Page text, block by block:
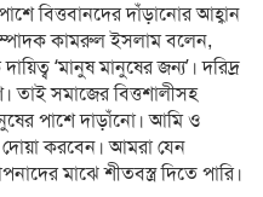
বিত্তবানদের দাঁড়ানোর আহ্বান
কামরুল ইসলাম বলেন,
‘মানুষ মানুষের জন্য’। দরিদ্র
তাই সমাজের বিত্তশালীসহ
পাশে দাড়াঁনো। আমি ও
করবেন। আমরা যেন
মাঝে শীতবস্ত্র দিতে পারি।